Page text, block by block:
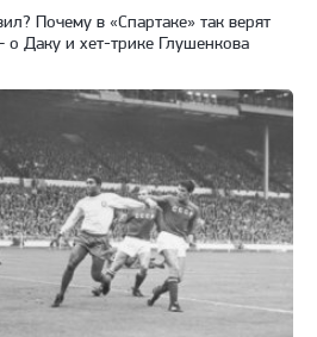
Почему в «Спартаке» так верят
Даку и хет-трике Глушенкова